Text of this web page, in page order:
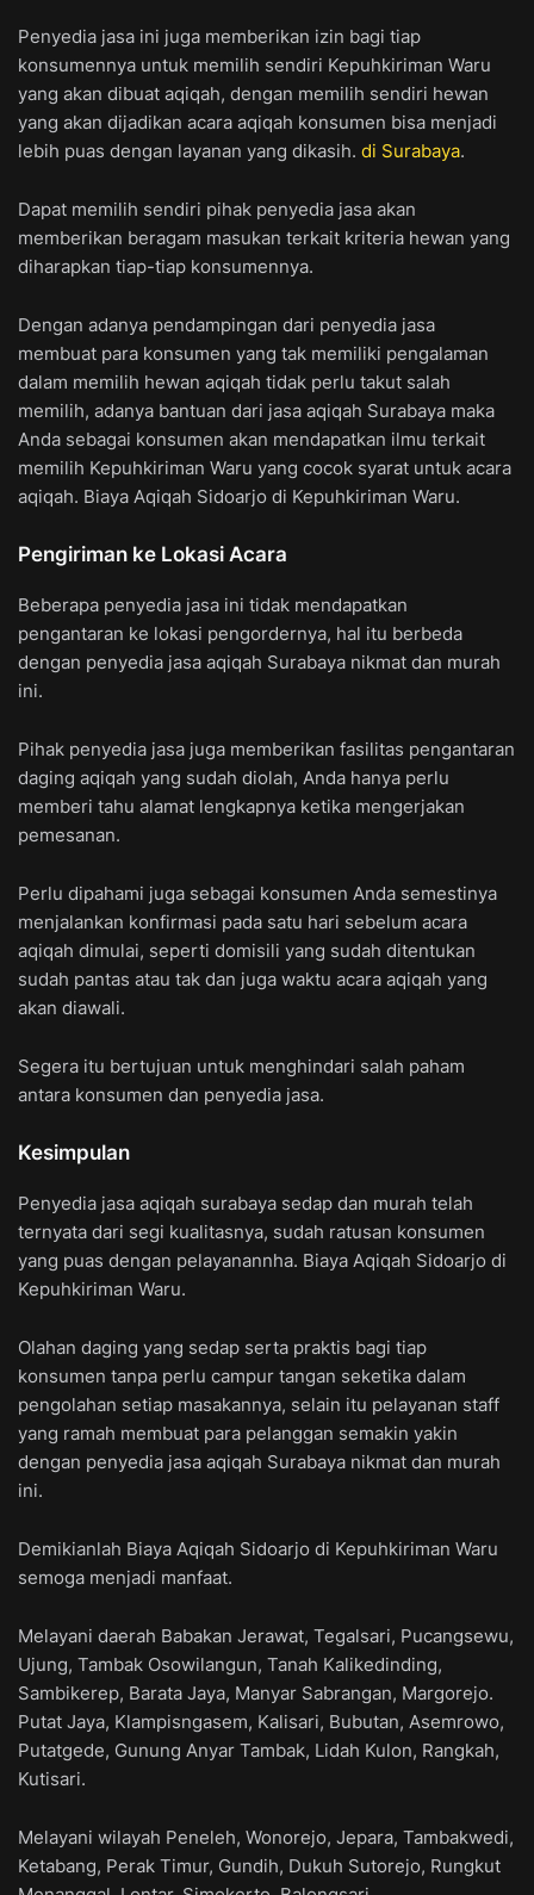
Penyedia jasa ini juga memberikan izin bagi tiap
konsumennya untuk memilih sendiri Kepuhkiriman Waru
yang akan dibuat aqiqah, dengan memilih sendiri hewan
yang akan dijadikan acara aqiqah konsumen bisa menjadi
lebih puas dengan layanan yang dikasih. di Surabaya.
Dapat memilih sendiri pihak penyedia jasa akan
memberikan beragam masukan terkait kriteria hewan yang
diharapkan tiap-tiap konsumennya.
Dengan adanya pendampingan dari penyedia jasa
membuat para konsumen yang tak memiliki pengalaman
dalam memilih hewan aqiqah tidak perlu takut salah
memilih, adanya bantuan dari jasa aqiqah Surabaya maka
Anda sebagai konsumen akan mendapatkan ilmu terkait
memilih Kepuhkiriman Waru yang cocok syarat untuk acara
aqiqah. Biaya Aqiqah Sidoarjo di Kepuhkiriman Waru.
Pengiriman ke Lokasi Acara
Beberapa penyedia jasa ini tidak mendapatkan
pengantaran ke lokasi pengordernya, hal itu berbeda
dengan penyedia jasa aqiqah Surabaya nikmat dan murah
ini.
Pihak penyedia jasa juga memberikan fasilitas pengantaran
daging aqiqah yang sudah diolah, Anda hanya perlu
memberi tahu alamat lengkapnya ketika mengerjakan
pemesanan.
Perlu dipahami juga sebagai konsumen Anda semestinya
menjalankan konfirmasi pada satu hari sebelum acara
aqiqah dimulai, seperti domisili yang sudah ditentukan
sudah pantas atau tak dan juga waktu acara aqiqah yang
akan diawali.
Segera itu bertujuan untuk menghindari salah paham
antara konsumen dan penyedia jasa.
Kesimpulan
Penyedia jasa aqiqah surabaya sedap dan murah telah
ternyata dari segi kualitasnya, sudah ratusan konsumen
yang puas dengan pelayanannha. Biaya Aqiqah Sidoarjo di
Kepuhkiriman Waru.
Olahan daging yang sedap serta praktis bagi tiap
konsumen tanpa perlu campur tangan seketika dalam
pengolahan setiap masakannya, selain itu pelayanan staff
yang ramah membuat para pelanggan semakin yakin
dengan penyedia jasa aqiqah Surabaya nikmat dan murah
ini.
Demikianlah Biaya Aqiqah Sidoarjo di Kepuhkiriman Waru
semoga menjadi manfaat.
Melayani daerah Babakan Jerawat, Tegalsari, Pucangsewu,
Ujung, Tambak Osowilangun, Tanah Kalikedinding,
Sambikerep, Barata Jaya, Manyar Sabrangan, Margorejo.
Putat Jaya, Klampisngasem, Kalisari, Bubutan, Asemrowo,
Putatgede, Gunung Anyar Tambak, Lidah Kulon, Rangkah,
Kutisari.
Melayani wilayah Peneleh, Wonorejo, Jepara, Tambakwedi,
Ketabang, Perak Timur, Gundih, Dukuh Sutorejo, Rungkut